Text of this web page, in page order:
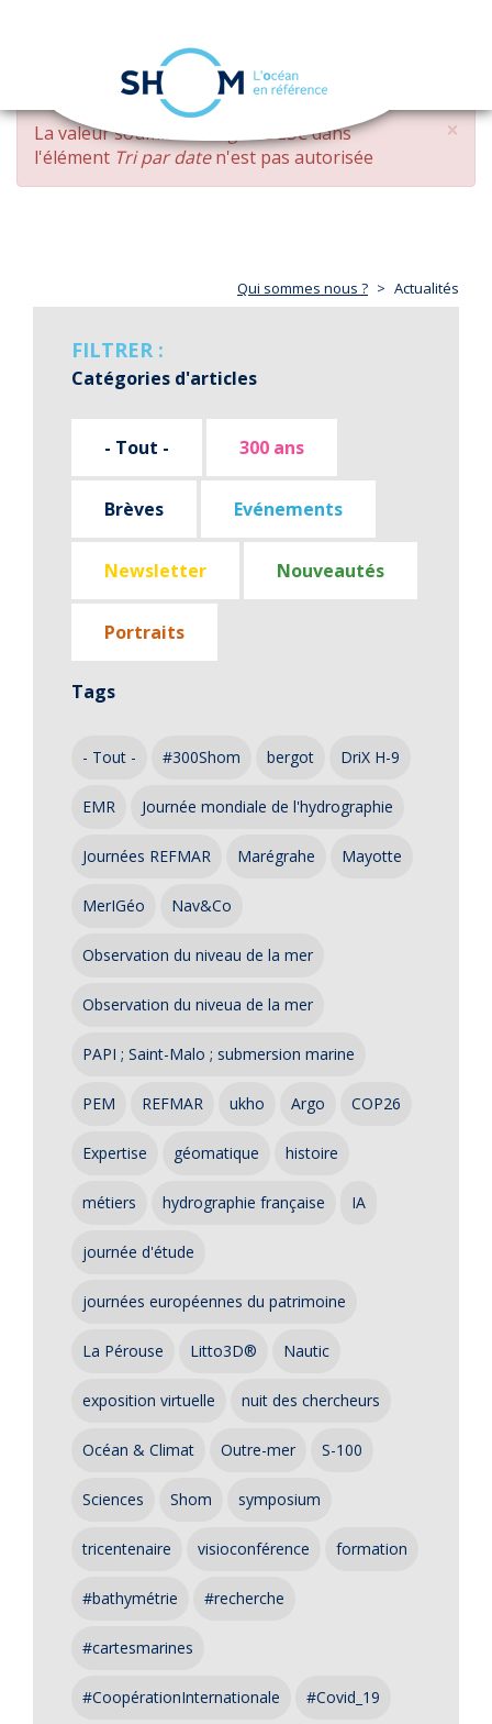
Aller
contenu
principal
navigation
×
MESSAGE
D'ERREUR
La valeur soumise changed DESCdans
l'élément Tri par daten'est pas autorisée
Qui sommes nous ? Actualités
FILTRER :
Catégories d'articles
- Tout - 300 ans
Brèves Evénements
Newsletter Nouveautés
Portraits
Tags
- Tout - #300Shom bergot DriX H-9
EMR Journée mondiale de l'hydrographie
Journées REFMAR Marégrahe Mayotte
MerIGéo Nav&Co
Observation du niveau de la mer
Observation du niveua de la mer
PAPI ; Saint-Malo ; submersion marine
PEM REFMAR ukho Argo COP26
Expertise géomatique histoire
métiers hydrographie française IA
journée d'étude
journées européennes du patrimoine
La Pérouse Litto3D® Nautic
exposition virtuelle nuit des chercheurs
Océan & Climat Outre-mer S-100
Sciences Shom symposium
tricentenaire visioconférence formation
#bathymétrie #recherche
#cartesmarines
#CoopérationInternationale #Covid_19